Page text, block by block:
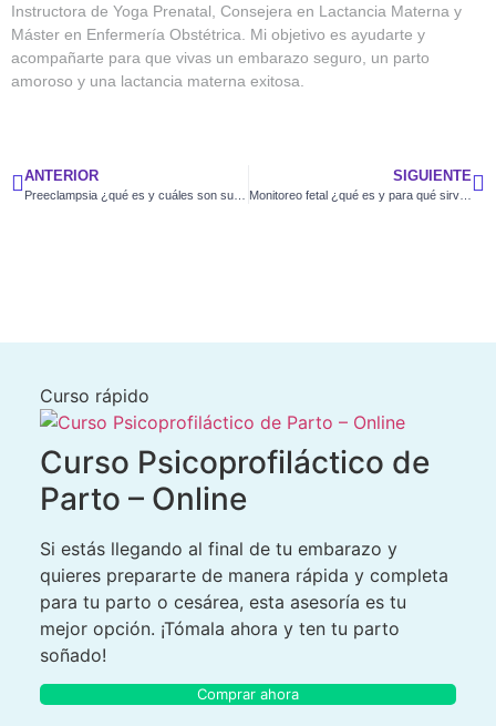
Instructora de Yoga Prenatal, Consejera en Lactancia Materna y
Máster en Enfermería Obstétrica. Mi objetivo es ayudarte y
acompañarte para que vivas un embarazo seguro, un parto
amoroso y una lactancia materna exitosa.
ANTERIOR SIGUIENTE
Monitoreo fetal ¿qué es y para qué sirve?
Curso rápido
Curso Psicoprofiláctico de
Parto – Online
Si estás llegando al final de tu embarazo y
quieres prepararte de manera rápida y completa
para tu parto o cesárea, esta asesoría es tu
mejor opción. ¡Tómala ahora y ten tu parto
soñado!
Comprar ahora